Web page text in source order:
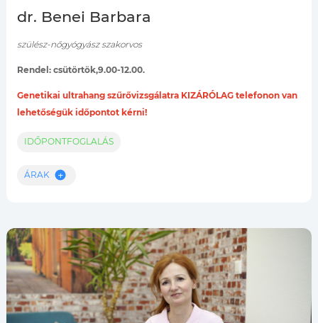
dr. Benei Barbara
szülész-nőgyógyász szakorvos
Rendel: csütörtök,9.00-12.00.
Genetikai ultrahang szűrővizsgálatra KIZÁRÓLAG telefonon van
lehetőségük időpontot kérni!
IDŐPONTFOGLALÁS
ÁRAK